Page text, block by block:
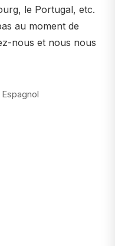
le Portugal, etc.
au moment de
nous et nous nous